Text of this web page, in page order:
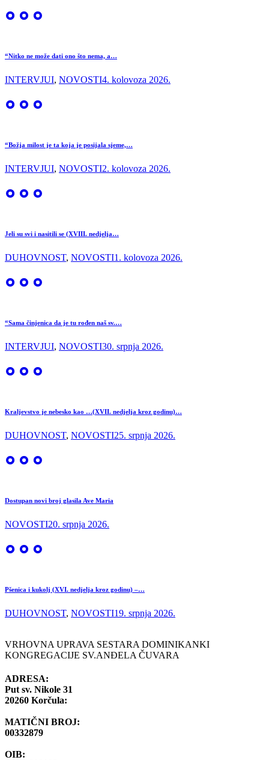
“Nitko ne može dati ono što nema, a…
INTERVJUI, NOVOSTI4. kolovoza 2026.
“Božja milost je ta koja je posijala sjeme,…
INTERVJUI, NOVOSTI2. kolovoza 2026.
Jeli su svi i nasitili se (XVIII. nedjelja…
DUHOVNOST, NOVOSTI1. kolovoza 2026.
“Sama činjenica da je tu rođen naš sv.…
INTERVJUI, NOVOSTI30. srpnja 2026.
Kraljevstvo je nebesko kao …(XVII. nedjelja kroz godinu)…
DUHOVNOST, NOVOSTI25. srpnja 2026.
Dostupan novi broj glasila Ave Maria
NOVOSTI20. srpnja 2026.
Pšenica i kukolj (XVI. nedjelja kroz godinu) –…
DUHOVNOST, NOVOSTI19. srpnja 2026.
VRHOVNA UPRAVA SESTARA DOMINIKANKI
KONGREGACIJE SV.ANĐELA ČUVARA
ADRESA:
Put sv. Nikole 31
20260 Korčula:
MATIČNI BROJ:
00332879
OIB: